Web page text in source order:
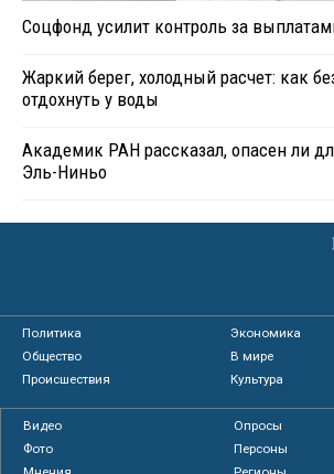
Соцфонд усилит контроль за
Жаркий берег, холодный расчет: как
отдохнуть у воды
Академик РАН рассказал, опасен ли
Эль-Ниньо
Политика
Экономика
Общество
В мире
Происшествия
Культура
Видео
Опросы
Фото
Персоны